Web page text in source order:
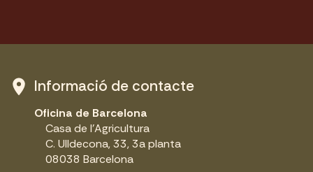
Informació de contacte
Oficina de Barcelona
Casa de l'Agricultura
C. Ulldecona, 33, 3a planta
08038 Barcelona